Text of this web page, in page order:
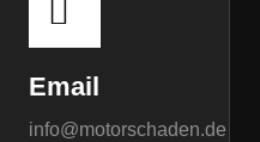
Email
info@motorschaden.de